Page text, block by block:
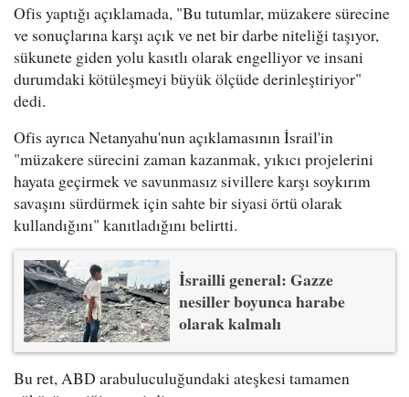
Ofis yaptığı açıklamada, "Bu tutumlar, müzakere sürecine
ve sonuçlarına karşı açık ve net bir darbe niteliği taşıyor,
sükunete giden yolu kasıtlı olarak engelliyor ve insani
durumdaki kötüleşmeyi büyük ölçüde derinleştiriyor"
dedi.
Ofis ayrıca Netanyahu'nun açıklamasının İsrail'in
"müzakere sürecini zaman kazanmak, yıkıcı projelerini
hayata geçirmek ve savunmasız sivillere karşı soykırım
savaşını sürdürmek için sahte bir siyasi örtü olarak
kullandığını" kanıtladığını belirtti.
İsrailli general: Gazze
nesiller boyunca harabe
olarak kalmalı
Bu ret, ABD arabuluculuğundaki ateşkesi tamamen